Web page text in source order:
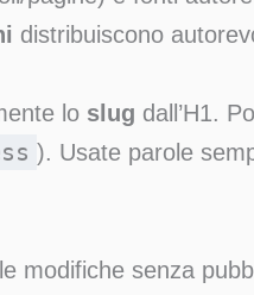
distribuiscono
lo slug dall’H1.
). Usate parole
modifiche senza